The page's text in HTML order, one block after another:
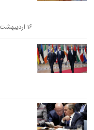
۱۶ اردیبهشت ۱۴۰۲